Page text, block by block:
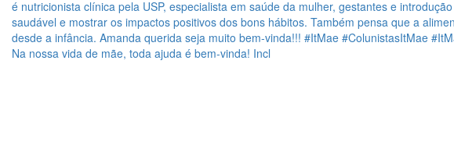
Na nossa vida de mãe, toda ajuda é bem-vinda! Incl